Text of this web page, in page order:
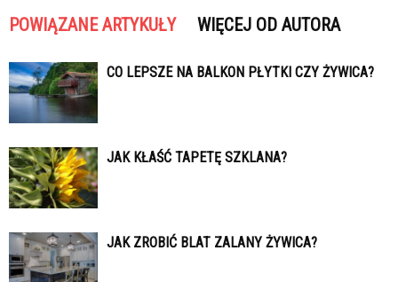
POWIĄZANE ARTYKUŁY WIĘCEJ OD AUTORA
CO LEPSZE NA BALKON PŁYTKI CZY ŻYWICA?
JAK KŁAŚĆ TAPETĘ SZKLANA?
JAK ZROBIĆ BLAT ZALANY ŻYWICA?